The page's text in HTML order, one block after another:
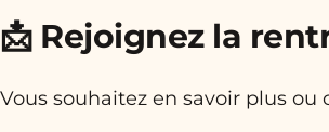
📩 Rejoignez la
Vous souhaitez en savoir plus ou